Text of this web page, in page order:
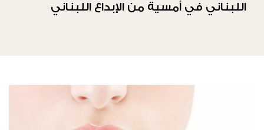
اللبناني في أمسية من الإبداع اللبناني